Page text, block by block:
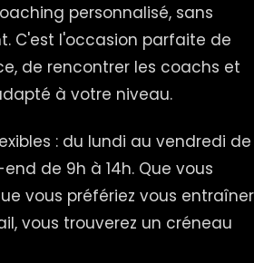
personnalisé, sans
C'est l'occasion parfaite de
de rencontrer les coachs et
à votre niveau.
: du lundi au vendredi de
de 9h à 14h. Que vous
vous préfériez vous entraîner
vous trouverez un créneau